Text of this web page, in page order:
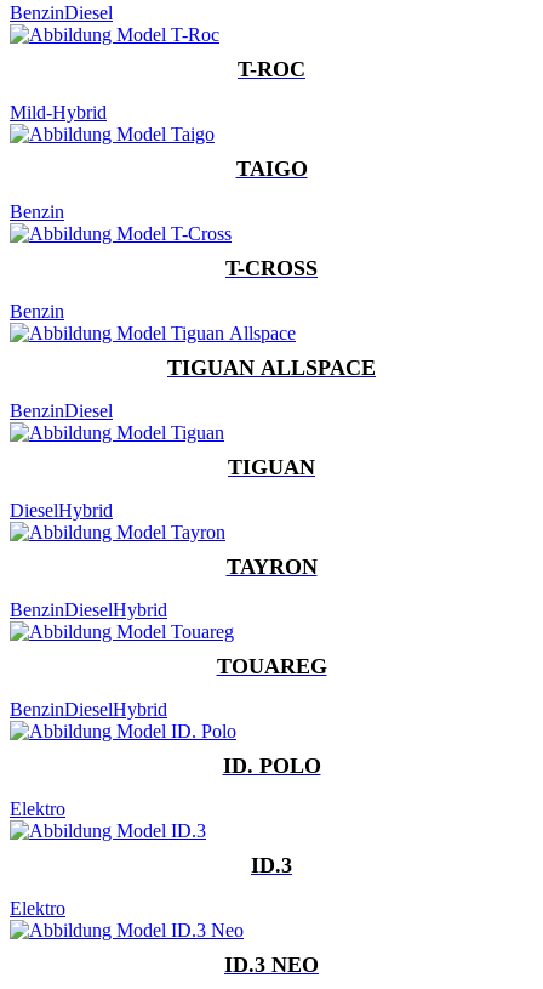
BenzinDiesel
T-ROC
Mild-Hybrid
TAIGO
Benzin
T-CROSS
Benzin
TIGUAN ALLSPACE
BenzinDiesel
TIGUAN
DieselHybrid
TAYRON
BenzinDieselHybrid
TOUAREG
BenzinDieselHybrid
ID. POLO
Elektro
ID.3
Elektro
ID.3 NEO